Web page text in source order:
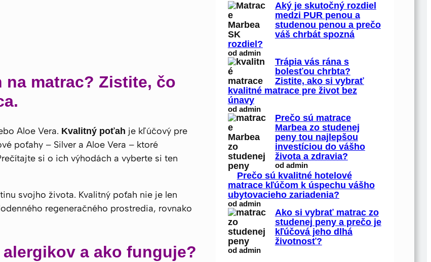
matrac? Zistite, čo
Aloe Vera. Kvalitný poťah je kľúčový pre
poťahy – Silver a Aloe Vera – ktoré
si o ich výhodách a vyberte si ten
svojho života. Kvalitný poťah nie je len
regeneračného prostredia, rovnako
a ako funguje?
Aký je skutočný rozdiel
medzi PUR penou a
studenou penou a prečo
váš chrbát spozná
rozdiel?
od admin
Trápia vás rána s
bolesťou chrbta?
Zistite, ako si vybrať
kvalitné matrace pre život bez
únavy
od admin
Prečo sú matrace
Marbea zo studenej
peny tou najlepšou
investíciou do vášho
života a zdravia?
od admin
Prečo sú kvalitné hotelové
matrace kľúčom k úspechu vášho
ubytovacieho zariadenia?
od admin
Ako si vybrať matrac zo
studenej peny a prečo je
kľúčová jeho dlhá
životnosť?
od admin